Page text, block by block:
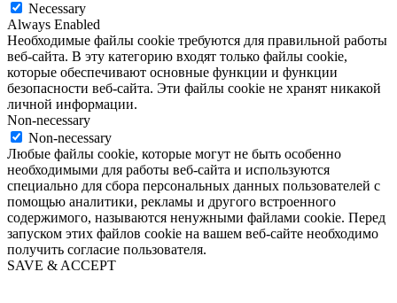
Necessary
Always Enabled
Необходимые файлы cookie требуются для правильной работы
веб-сайта. В эту категорию входят только файлы cookie,
которые обеспечивают основные функции и функции
безопасности веб-сайта. Эти файлы cookie не хранят никакой
личной информации.
Non-necessary
Non-necessary
Любые файлы cookie, которые могут не быть особенно
необходимыми для работы веб-сайта и используются
специально для сбора персональных данных пользователей с
помощью аналитики, рекламы и другого встроенного
содержимого, называются ненужными файлами cookie. Перед
запуском этих файлов cookie на вашем веб-сайте необходимо
получить согласие пользователя.
SAVE & ACCEPT